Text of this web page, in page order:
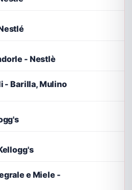
- Nestlè
- Barilla, Mulino
e Miele -